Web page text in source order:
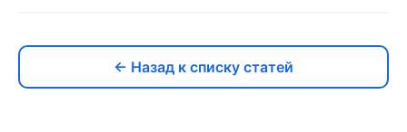
← Назад к списку статей